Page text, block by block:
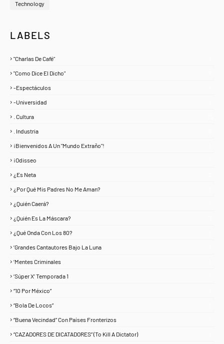
Technology
LABELS
"Charlas De Café"
"Como Dice El Dicho"
-Espectáculos
-Universidad
. Cultura
. Industria
¡Bienvenidos A Un "Mundo Extraño"!
¡Odisseo
¿Es Neta
¿Por Qué Mis Padres No Me Aman?
¿Quién Caerá?
¿Quién Es La Máscara?
¿Qué Onda Con Los 80?
‘Grandes Cantautores Bajo La Luna
‘Mentes Criminales
‘Súper X’ Temporada 1
“10 Por México”
“Bola De Locos”
“Buena Vecindad” Con Países Fronterizos
“CAZADORES DE DICATADORES” (To Kill A Dictator)